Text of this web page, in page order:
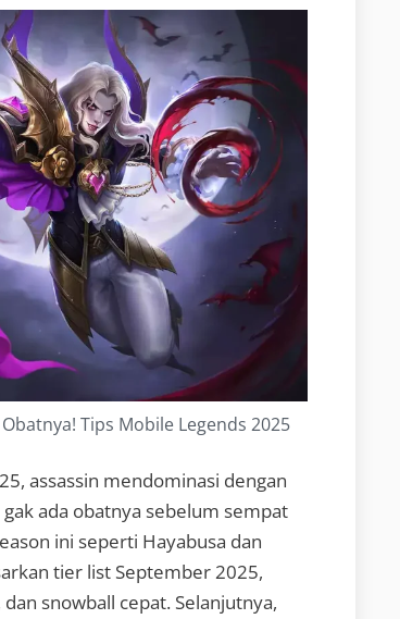
Tips Mobile Legends 2025
assassin mendominasi dengan
ada obatnya sebelum sempat
ini seperti Hayabusa dan
tier list September 2025,
snowball cepat. Selanjutnya,